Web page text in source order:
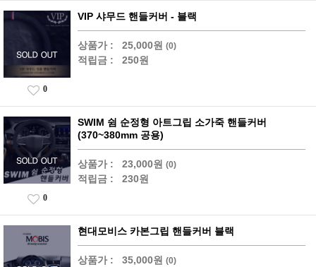
VIP 샤무드 핸들커버 - 블랙
상품가 : 25,000원 (0)
적립금 : 250원
0
SWIM 쉼 순정형 아트그립 소가죽 핸들커버
(370~380mm 공용)
상품가 : 23,000원 (0)
적립금 : 230원
0
현대모비스 카본그립 핸들커버 블랙
상품가 : 35,000원 (0)